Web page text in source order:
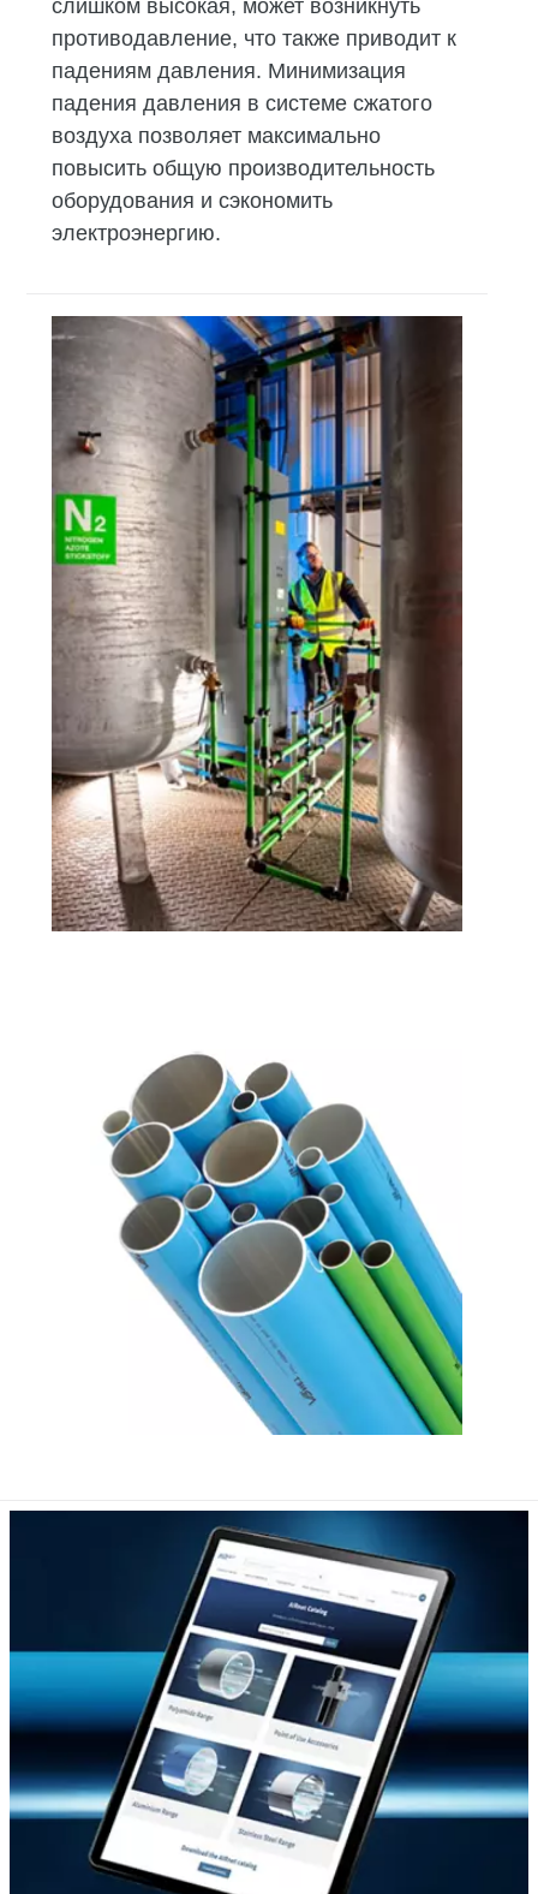
слишком высокая, может возникнуть
противодавление, что также приводит к
падениям давления. Минимизация
падения давления в системе сжатого
воздуха позволяет максимально
повысить общую производительность
оборудования и сэкономить
электроэнергию.